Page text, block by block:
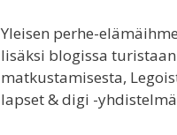
Yleisen perhe-
lisäksi blogissa
matkustamisesta,
lapset & digi -